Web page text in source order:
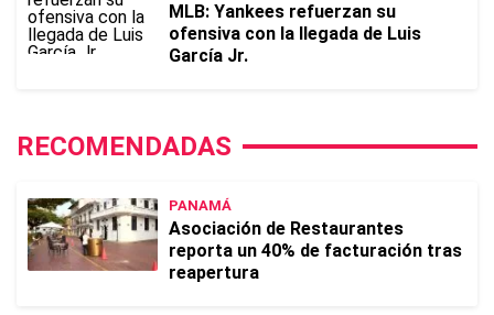
MLB: Yankees refuerzan su
ofensiva con la llegada de Luis
García Jr.
RECOMENDADAS
PANAMÁ
Asociación de Restaurantes
reporta un 40% de facturación tras
reapertura